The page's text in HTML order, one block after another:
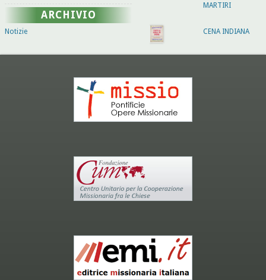
ARCHIVIO
Notizie
MARTIRI
CENA INDIANA